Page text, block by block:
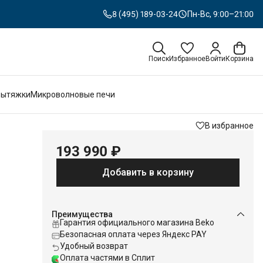
8 (495) 189-03-24 Пн-Вс, 9:00–21:00
ПоискИзбранноеВойти Корзина
Микроволновые печи
В избранное
193 990 ₽
Добавить в корзину
Преимущества
Гарантия официального магазина Beko
Безопасная оплата через Яндекс PAY
Удобный возврат
Оплата частями в Сплит